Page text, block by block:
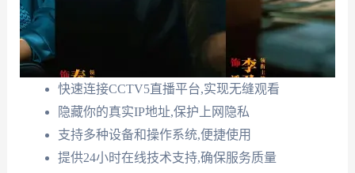
快速连接CCTV5直播平台,实现无缝观看
隐藏你的真实IP地址,保护上网隐私
支持多种设备和操作系统,便捷使用
提供24小时在线技术支持,确保服务质量